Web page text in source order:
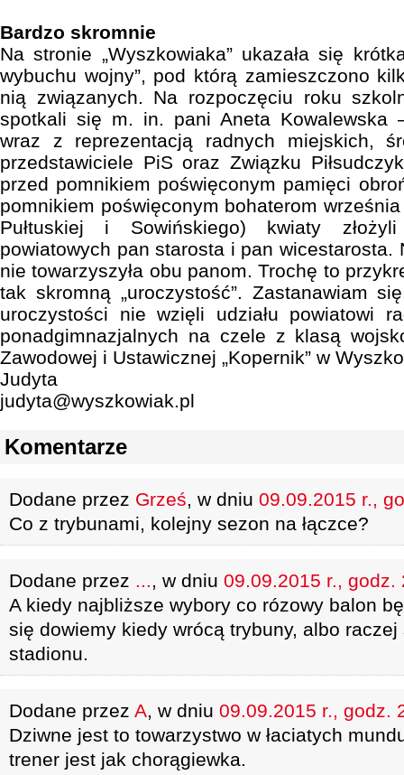
Bardzo skromnie
Na stronie „Wyszkowiaka” ukazała się
wybuchu wojny”, pod którą zamieszczono
nią związanych. Na rozpoczęciu roku
spotkali się m. in. pani Aneta Kowalewska
wraz z reprezentacją radnych miejskich,
przedstawiciele PiS oraz Związku
przed pomnikiem poświęconym pamięci
pomnikiem poświęconym bohaterom
Pułtuskiej i Sowińskiego) kwiaty złożyli
powiatowych pan starosta i pan wicestarosta.
nie towarzyszyła obu panom. Trochę to
tak skromną „uroczystość”. Zastanawiam
uroczystości nie wzięli udziału powiatowi
ponadgimnazjalnych na czele z klasą
Zawodowej i Ustawicznej „Kopernik” w
Judyta
judyta@wyszkowiak.pl
Komentarze
Dodane przez Grześ, w dniu 09.09.2015 r.,
Co z trybunami, kolejny sezon na łączce?
Dodane przez ..., w dniu 09.09.2015 r., godz.
A kiedy najbliższe wybory co rózowy balon
się dowiemy kiedy wrócą trybuny, albo
stadionu.
Dodane przez A, w dniu 09.09.2015 r., godz.
Dziwne jest to towarzystwo w łaciatych
trener jest jak chorągiewka.